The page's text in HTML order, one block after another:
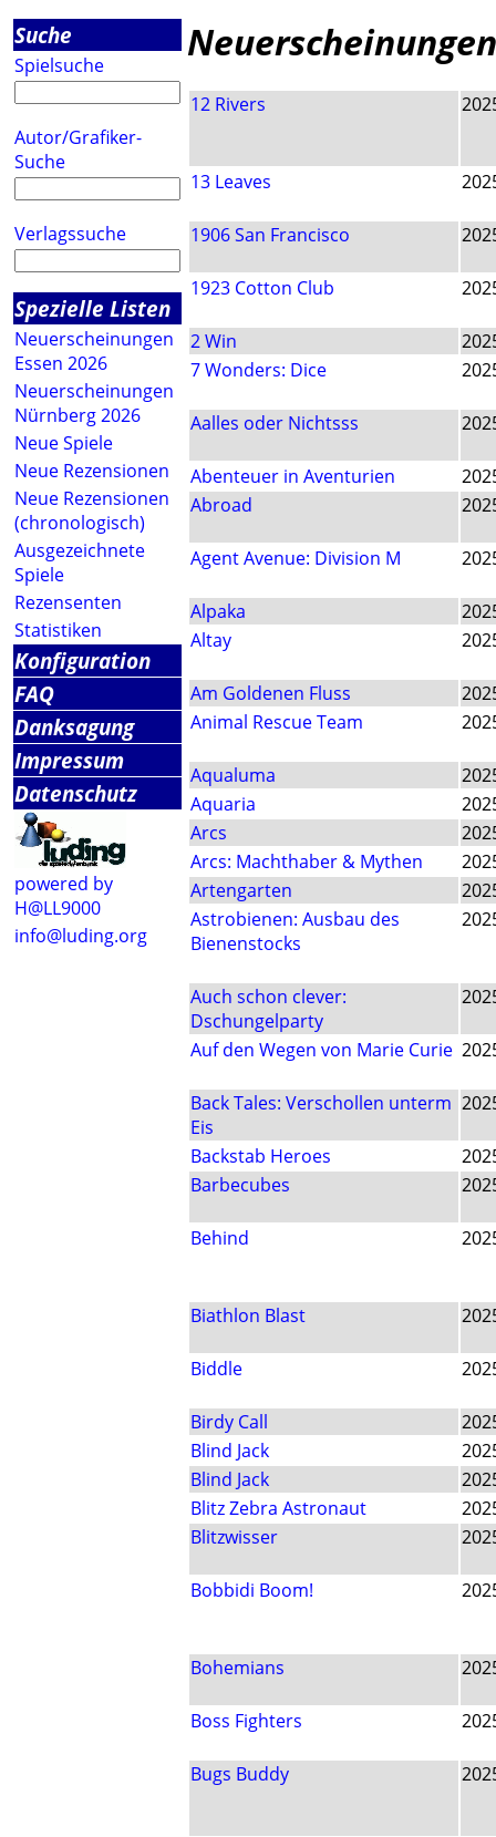
Suche
Spielsuche
Autor/Grafiker-
Suche
Verlagssuche
Spezielle Listen
Neuerscheinungen
Essen 2026
Neuerscheinungen
Nürnberg 2026
Neue Spiele
Neue Rezensionen
Neue Rezensionen
(chronologisch)
Ausgezeichnete
Spiele
Rezensenten
Statistiken
Konfiguration
FAQ
Danksagung
Impressum
Datenschutz
powered by
H@LL9000
info@luding.org
12 Rivers
13 Leaves
1906 San Francisco
1923 Cotton Club
2 Win
7 Wonders: Dice
Aalles oder Nichtsss
Abenteuer in Aventurien
Abroad
Agent Avenue: Division M
Alpaka
Altay
Am Goldenen Fluss
Animal Rescue Team
Aqualuma
Aquaria
Arcs
Arcs: Machthaber & Mythen
Artengarten
Astrobienen: Ausbau des
Bienenstocks
Auch schon clever:
Dschungelparty
Auf den Wegen von Marie Curie
Back Tales: Verschollen unterm
Eis
Backstab Heroes
Barbecubes
Behind
Biathlon Blast
Biddle
Birdy Call
Blind Jack
Blind Jack
Blitz Zebra Astronaut
Blitzwisser
Bobbidi Boom!
Bohemians
Boss Fighters
Bugs Buddy